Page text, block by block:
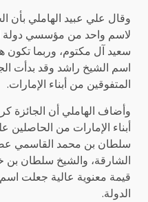
وقال علي عبيد الهاملي بأن
لاسم واحد من مؤسسي دولة
سعيد آل مكتوم، وربما تكون
اسم الشيخ راشد وقد بدأت
المتفوقين من أبناء الإمارات.
وأضاف الهاملي أن الجائزة
أبناء الإمارات من الحاصلين
سلطان بن محمد القاسمي
الشارقة، والشيخ سلطان بن
قيمة معنوية عالية جعلت اسم
الدولة.